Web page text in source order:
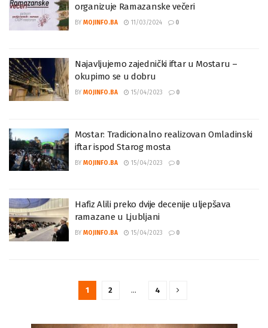
organizuje Ramazanske večeri
BY MOJINFO.BA 11/03/2024 0
Najavljujemo zajednički iftar u Mostaru –
okupimo se u dobru
BY MOJINFO.BA 15/04/2023 0
Mostar: Tradicionalno realizovan Omladinski
iftar ispod Starog mosta
BY MOJINFO.BA 15/04/2023 0
Hafiz Alili preko dvije decenije uljepšava
ramazane u Ljubljani
BY MOJINFO.BA 15/04/2023 0
1 2 … 4